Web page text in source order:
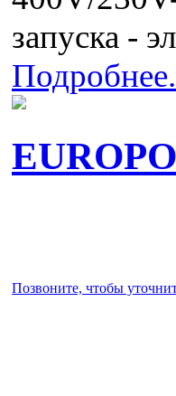
запуска -
Позвоните, чтобы